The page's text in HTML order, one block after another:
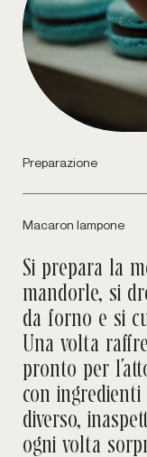
Preparazione
Macaron lampone
Si prepara la
mandorle, si
da forno e si
Una volta
pronto per
con
diverso,
ogni volta